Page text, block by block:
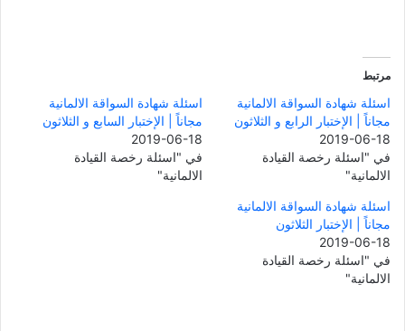
مرتبط
اسئلة شهادة السواقة الالمانية
مجاناً | الإختبار الرابع و الثلاثون
2019-06-18
في "اسئلة رخصة القيادة
الالمانية"
اسئلة شهادة السواقة الالمانية
مجاناً | الإختبار السابع و الثلاثون
2019-06-18
في "اسئلة رخصة القيادة
الالمانية"
اسئلة شهادة السواقة الالمانية
مجاناً | الإختبار الثلاثون
2019-06-18
في "اسئلة رخصة القيادة
الالمانية"